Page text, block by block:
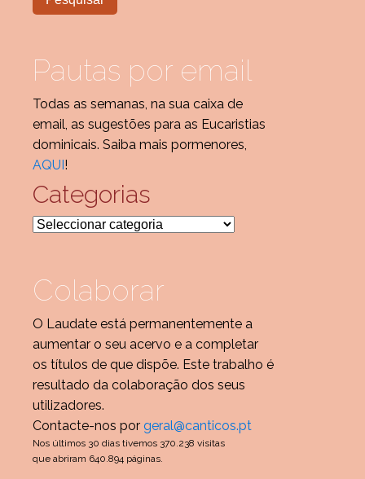
Pautas por email
Todas as semanas, na sua caixa de
email, as sugestões para as Eucaristias
dominicais. Saiba mais pormenores,
AQUI!
Categorias
Categorias
Colaborar
O Laudate está permanentemente a
aumentar o seu acervo e a completar
os títulos de que dispõe. Este trabalho é
resultado da colaboração dos seus
utilizadores.
Contacte-nos por geral@canticos.pt
Nos últimos 30 dias tivemos 370.238 visitas
que abriram 640.894 páginas.